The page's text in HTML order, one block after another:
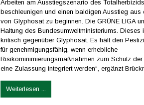
Arbeiten am Ausstiegszenario des
beschleunigen und einen baldigen Ausstieg aus
von Glyphosat zu beginnen. Die GRÜNE LIGA
Haltung des Bundesumweltministeriums. Dieses
kritisch gegenüber Glyphosat. Es hält den
für genehmigungsfähig, wenn erhebliche
Risikominimierungsmaßnahmen zum Schutz
eine Zulassung integriert werden“, ergänzt
Weiterlesen ...